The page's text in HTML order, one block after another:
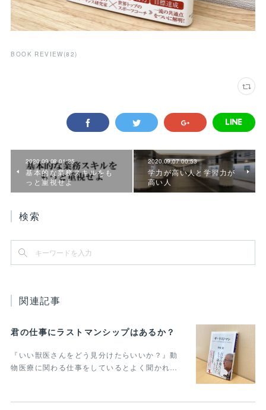
BOOK REVIEW (82)
2020.09.08 01:25
基本的な業務スキルをも
っと重視せよ
2020.09.07 00:53
学力が高い人と学習力が
高い人
検索
関連記事
君の仕事にラストマンシップはあるか？
『いい獣医さんをどう見分けたらいいか？』動
物医療に関わる仕事をしているとよく聞かれ…